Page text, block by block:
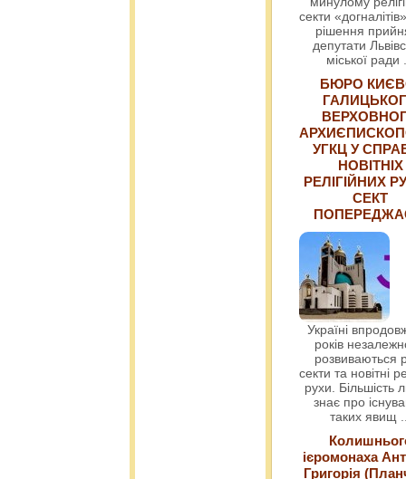
секти
рішення
депутати
міської ради
БЮРО
УГКЦ У
НОВІТНІХ
РЕЛІГІЙНИХ
СЕКТ
Україні
років
розвиваються
секти та новітні
рухи. Більшість
знає про
таких явищ
ієромонаха
Григорія